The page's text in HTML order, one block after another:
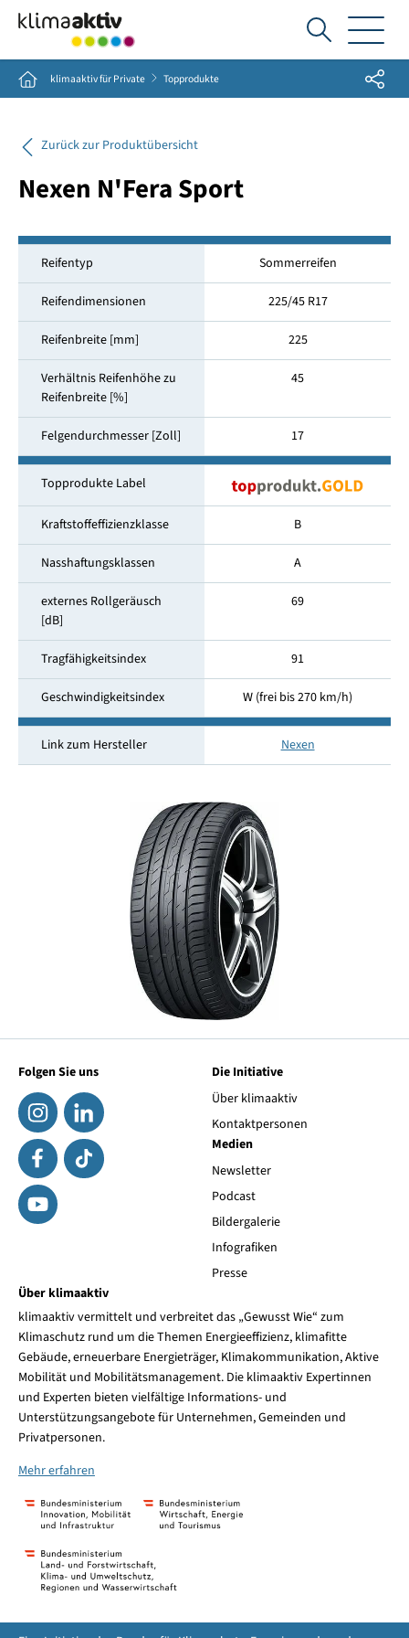
Ich
suche...
Home klimaaktiv für Private Topprodukte Share
Zurück zur Produktübersicht
Nexen N'Fera Sport
Reifentyp Sommerreifen
Reifendimensionen 225/45 R17
Reifenbreite [mm] 225
Verhältnis Reifenhöhe zu
Reifenbreite [%]
45
Felgendurchmesser [Zoll] 17
Topprodukte Label
Kraftstoffeffizienzklasse B
Nasshaftungsklassen A
externes Rollgeräusch
[dB]
69
Tragfähigkeitsindex 91
Geschwindigkeitsindex W (frei bis 270 km/h)
Link zum Hersteller Nexen
Folgen Sie uns
Die Initiative
Über klimaaktiv
Kontaktpersonen
Medien
Newsletter
Podcast
Bildergalerie
Infografiken
Presse
Über klimaaktiv
klimaaktiv vermittelt und verbreitet das „Gewusst Wie“ zum
Klimaschutz rund um die Themen Energieeffizienz, klimafitte
Gebäude, erneuerbare Energieträger, Klimakommunikation, Aktive
Mobilität und Mobilitätsmanagement. Die klimaaktiv Expertinnen
und Experten bieten vielfältige Informations- und
Unterstützungsangebote für Unternehmen, Gemeinden und
Privatpersonen.
Mehr erfahren